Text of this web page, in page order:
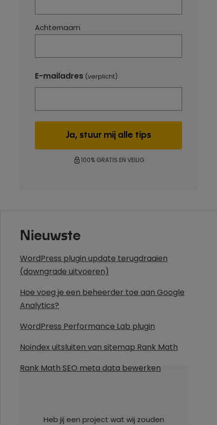
Achternaam
E-mailadres (verplicht)
100% GRATIS EN VEILIG
Nieuwste
WordPress plugin update terugdraaien
(downgrade uitvoeren)
Hoe voeg je een beheerder toe aan Google
Analytics?
WordPress Performance Lab plugin
Noindex uitsluiten van sitemap Rank Math
Rank Math SEO meta data bewerken
Heb jij een project wat wij zouden